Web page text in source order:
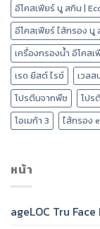
อีโคสเฟียร์ นู สกิน |
อีโคสเฟียร์ ไส้กรอง
เครื่องกรองน้ำ อีโคส
เรด ยีสต์ ไรซ์
เวลส
โปรตีนจากพืช
โปร
โอเมก้า 3
ไส้กรอง
หน้า
ageLOC Tru